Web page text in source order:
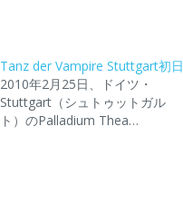
Tanz der Vampire Stuttgart初日
2010年2月25日、ドイツ・
Stuttgart（シュトゥットガル
ト）のPalladium Thea…